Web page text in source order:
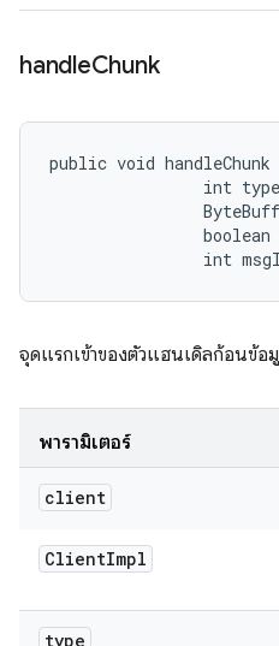
handleChunk
public void
int
boolean
int
จุดแรกเข้าของตัวแฮนเดิลก้อนข้อ
พารามิเตอร์
client
ClientImpl
type